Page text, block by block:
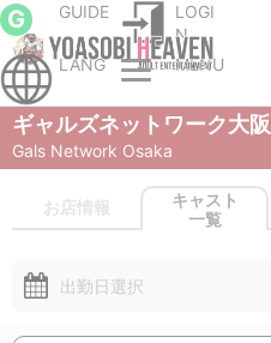
G GUIDE
LOGI
N
LANG
MENU
大阪市内北のデリヘル
ギャルズネットワーク大阪
Gals Network Osaka
お店情報 キャスト一覧
出勤日選択